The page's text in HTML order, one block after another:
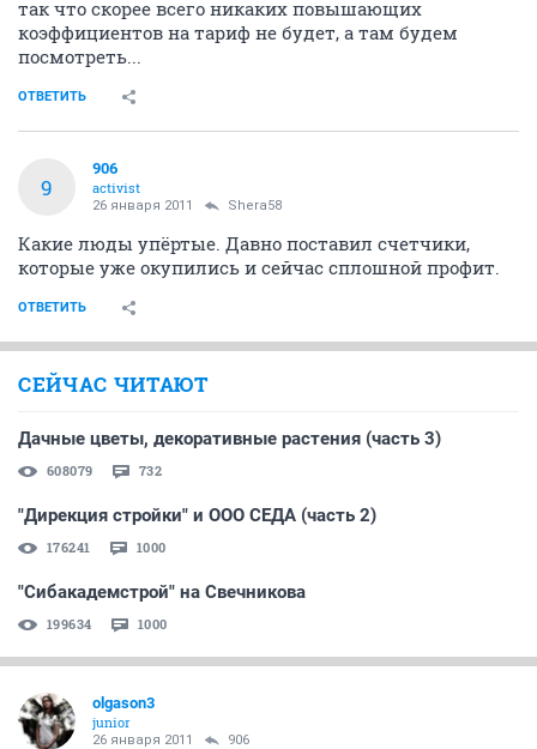
так что скорее всего никаких повышающих
коэффициентов на тариф не будет, а там будем
посмотреть...
ОТВЕТИТЬ
9
906
activist
26 января 2011 Shera58
Какие люды упёртые. Давно поставил счетчики,
которые уже окупились и сейчас сплошной профит.
ОТВЕТИТЬ
СЕЙЧАС ЧИТАЮТ
Дачные цветы, декоративные растения (часть 3)
608079 732
"Дирекция стройки" и ООО СЕДА (часть 2)
176241 1000
"Сибакадемстрой" на Свечникова
199634 1000
olgason3
junior
26 января 2011 906